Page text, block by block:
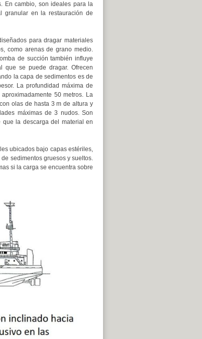
En cambio, son ideales para la
granular en la restauración de
para dragar materiales
como arenas de grano medio.
de succión también influye
que se puede dragar. Ofrecen
la capa de sedimentos es de
La profundidad máxima de
50 metros. La
olas de hasta 3 m de altura y
máximas de 3 nudos. Son
la descarga del material en
ubicados bajo capas estériles,
sedimentos gruesos y sueltos.
si la carga se encuentra sobre